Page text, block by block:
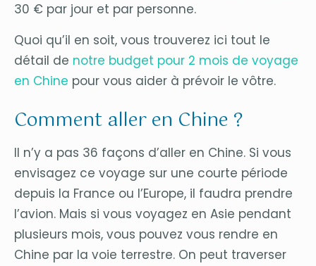
30 € par jour et par personne.
Quoi qu’il en soit, vous trouverez ici tout le
détail de notre budget pour 2 mois de voyage
en Chine pour vous aider à prévoir le vôtre.
Comment aller en Chine ?
Il n’y a pas 36 façons d’aller en Chine. Si vous
envisagez ce voyage sur une courte période
depuis la France ou l’Europe, il faudra prendre
l’avion. Mais si vous voyagez en Asie pendant
plusieurs mois, vous pouvez vous rendre en
Chine par la voie terrestre. On peut traverser